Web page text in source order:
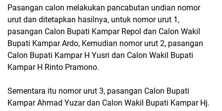
Pasangan calon melakukan pancabutan undian nomor
urut dan ditetapkan hasilnya, untuk nomor urut 1,
pasangan Calon Bupati Kampar Repol dan Calon Wakil
Bupati Kampar Ardo, Kemudian nomor urut 2, pasangan
Calon Bupati Kampar H Yusri dan Calon Wakil Bupati
Kampar H Rinto Pramono.
Sementara itu nomor urut 3, pasangan Calon Bupati
Kampar Ahmad Yuzar dan Calon Wakil Bupati Kampar Hj.